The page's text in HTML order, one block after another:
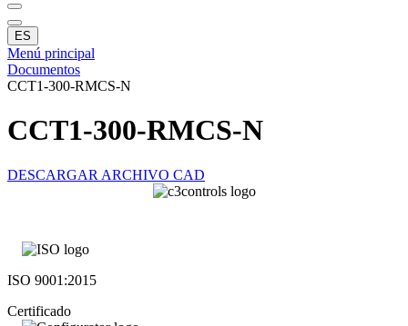
ES
Menú principal
Documentos
CCT1-300-RMCS-N
CCT1-300-RMCS-N
DESCARGAR ARCHIVO CAD
ISO 9001:2015
Certificado